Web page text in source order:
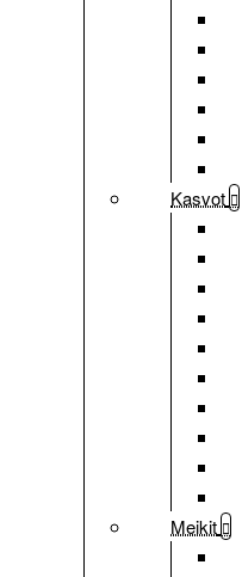
Kasvot
Meikit